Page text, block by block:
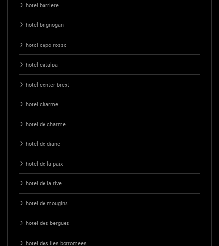
hotel barriere
hotel brignogan
hotel capo rosso
hotel catalpa
hotel center brest
hotel charme
hotel de charme
hotel de diane
hotel de la paix
hotel de la rive
hotel de mougins
hotel des bergues
hotel des iles borromees